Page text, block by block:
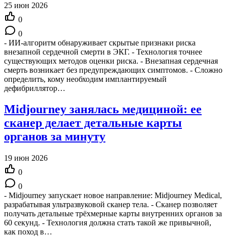
25 июн 2026
0
0
- ИИ-алгоритм обнаруживает скрытые признаки риска
внезапной сердечной смерти в ЭКГ. - Технология точнее
существующих методов оценки риска. - Внезапная сердечная
смерть возникает без предупреждающих симптомов. - Сложно
определить, кому необходим имплантируемый
дефибриллятор…
Midjourney занялась медициной: ее
сканер делает детальные карты
органов за минуту
19 июн 2026
0
0
- Midjourney запускает новое направление: Midjourney Medical,
разрабатывая ультразвуковой сканер тела. - Сканер позволяет
получать детальные трёхмерные карты внутренних органов за
60 секунд. - Технология должна стать такой же привычной,
как поход в…